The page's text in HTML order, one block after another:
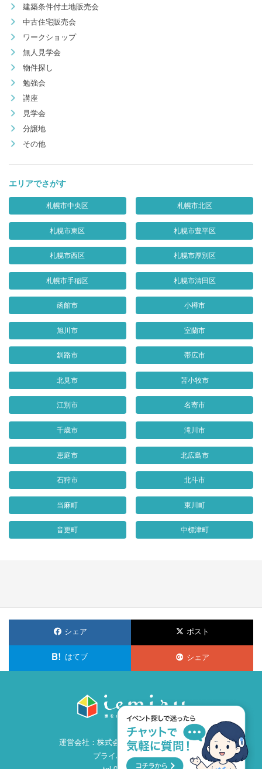
建築条件付土地販売会
中古住宅販売会
ワークショップ
無人見学会
物件探し
勉強会
講座
見学会
分譲地
その他
エリアでさがす
札幌市中央区 札幌市北区
札幌市東区 札幌市豊平区
札幌市西区 札幌市厚別区
札幌市手稲区 札幌市清田区
函館市 小樽市
旭川市 室蘭市
釧路市 帯広市
北見市 苫小牧市
江別市 名寄市
千歳市 滝川市
恵庭市 北広島市
石狩市 北斗市
当麻町 東川町
音更町 中標津町
シェア ポスト
はてブ シェア
運営会社： 株式会社ビズ・クリエイション
プライバシーポリシー